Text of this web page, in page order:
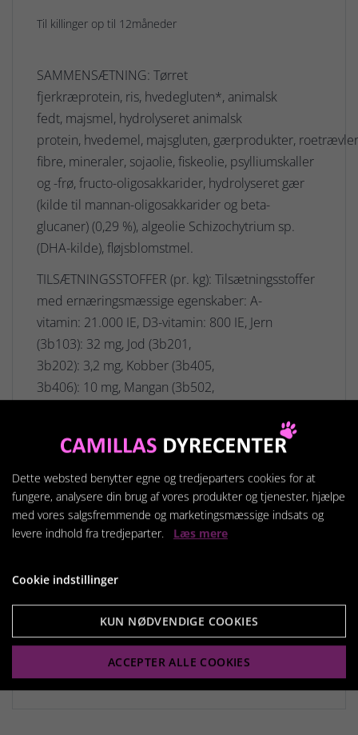
Til killinger op til 12måneder
SAMMENSÆTNING: Tørret
fjerkræprotein, ris, hvedegluten*, animalsk
fedt, majsmel, hydrolyseret animalsk
protein, hvedemel, majsgluten, gærprodukter,
fibre, mineraler, sojaolie, fiskeolie, psylliumskaller
og -frø, fructo-oligosakkarider, hydrolyseret gær
(kilde til mannan-oligosakkarider og beta-
glucaner) (0,29 %), algeolie Schizochytrium sp.
(DHA-kilde), fløjsblomstmel.
TILSÆTNINGSSTOFFER (pr. kg): Tilsætningsstoffer
med ernæringsmæssige egenskaber: A-
vitamin: 21.000 IE, D3-vitamin: 800 IE, Jern
(3b103): 32 mg, Jod (3b201,
3b202): 3,2 mg, Kobber (3b405,
3b406): 10 mg, Mangan (3b502,
3b812): 0,05 mg - Teknologiske
tilsætningsstoffer: Clinoptilolit af sedimentær
oprindelse: 10 g - Konserveringsmidler - Antioxidanter.
ANALYTISKE
vitamin: 200 mg/kg - Omega-3-fedtsyre
(DHA): 0,17 %. Omsættelig energi: 4.083 kcal/kg.
*L.I.P.: Protein udvalgt for dets meget høje
fordøjelighed.
Dette websted benytter egne og tredjeparters cookies for at
fungere, analysere din brug af vores produkter og tjenester, hjælpe
med vores salgsfremmende og marketingsmæssige indsats og
levere indhold fra tredjeparter. Læs mere
Cookie indstillinger
KUN NØDVENDIGE COOKIES
ACCEPTER ALLE COOKIES